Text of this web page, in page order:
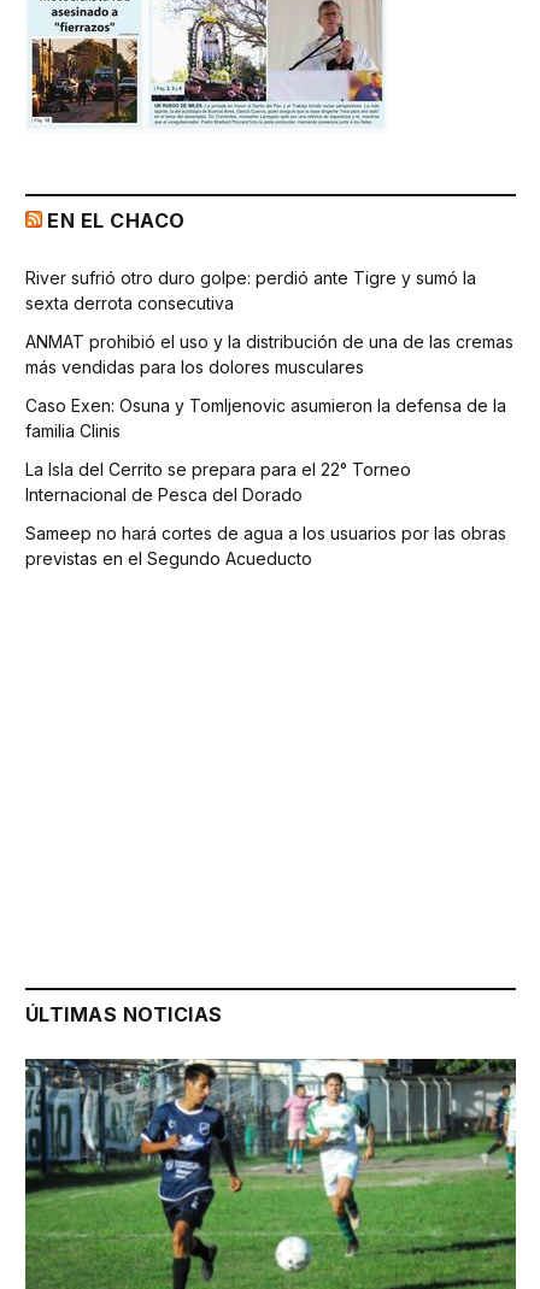
EN EL CHACO
River sufrió otro duro golpe: perdió ante Tigre y sumó la
sexta derrota consecutiva
ANMAT prohibió el uso y la distribución de una de las cremas
más vendidas para los dolores musculares
Caso Exen: Osuna y Tomljenovic asumieron la defensa de la
familia Clinis
La Isla del Cerrito se prepara para el 22° Torneo
Internacional de Pesca del Dorado
Sameep no hará cortes de agua a los usuarios por las obras
previstas en el Segundo Acueducto
ÚLTIMAS NOTICIAS